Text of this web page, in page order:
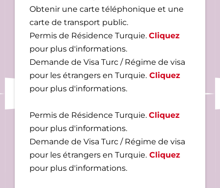
Obtenir une carte téléphonique et une
carte de transport public.
Permis de Résidence Turquie. Cliquez
pour plus d'informations.
Demande de Visa Turc / Régime de visa
pour les étrangers en Turquie. Cliquez
pour plus d'informations.
Permis de Résidence Turquie. Cliquez
pour plus d'informations.
Demande de Visa Turc / Régime de visa
pour les étrangers en Turquie. Cliquez
pour plus d'informations.